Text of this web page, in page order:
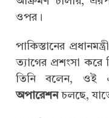
ওপর।
পাকিস্তানের প্রধানমন্ত্রী
ত্যাগের প্রশংসা করে
তিনি বলেন,
অপারেশনচলছে,